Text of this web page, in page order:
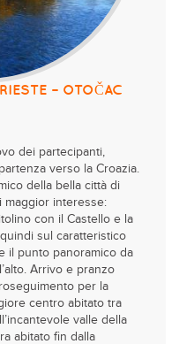
– OTOČAC
dei partecipanti,
verso la Croazia.
della bella città di
maggior interesse:
con il Castello e la
sul caratteristico
il punto panoramico da
Arrivo e pranzo
per la
centro abitato tra
valle della
abitato fin dalla